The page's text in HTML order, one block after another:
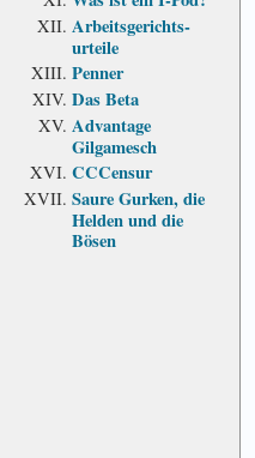
Arbeits­gerichts­
urteile
Penner
Das Beta
Advantage
Gilgamesch
CCCensur
Saure Gurken, die
Helden und die
Bösen